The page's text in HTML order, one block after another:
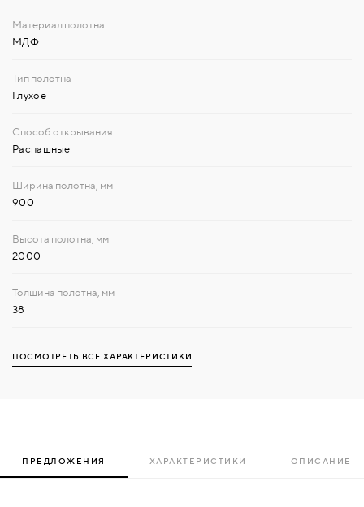
МДФ
Глухое
Распашные
900
2000
38
ПОСМОТРЕТЬ ВСЕ ХАРАКТЕРИСТИКИ
ПРЕДЛОЖЕНИЯ ХАРАКТЕРИСТИКИ ОПИСАНИЕ